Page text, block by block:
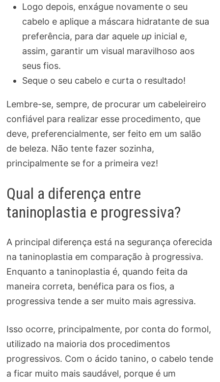
Logo depois, enxágue novamente o seu
cabelo e aplique a máscara hidratante de sua
preferência, para dar aquele up inicial e,
assim, garantir um visual maravilhoso aos
seus fios.
Seque o seu cabelo e curta o resultado!
Lembre-se, sempre, de procurar um cabeleireiro
confiável para realizar esse procedimento, que
deve, preferencialmente, ser feito em um salão
de beleza. Não tente fazer sozinha,
principalmente se for a primeira vez!
Qual a diferença entre
taninoplastia e progressiva?
A principal diferença está na segurança oferecida
na taninoplastia em comparação à progressiva.
Enquanto a taninoplastia é, quando feita da
maneira correta, benéfica para os fios, a
progressiva tende a ser muito mais agressiva.
Isso ocorre, principalmente, por conta do formol,
utilizado na maioria dos procedimentos
progressivos. Com o ácido tanino, o cabelo tende
a ficar muito mais saudável, porque é um